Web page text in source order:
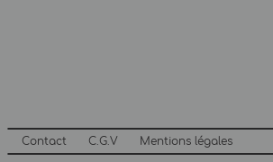
Contact C.G.V Mentions légales